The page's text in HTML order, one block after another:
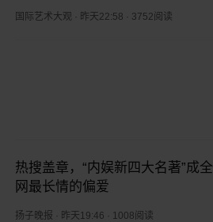
国际艺术大观 昨天22:58 3752阅读
热搜盖章，“内娱新四大名著”成全
网最长情的偏爱
扬子晚报 昨天19:46 1008阅读